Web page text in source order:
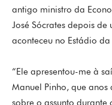
antigo ministro da
José Sócrates depois
aconteceu no Estádio da
“Ele apresentou-me à
Manuel Pinho, que
sobre o assunto durante